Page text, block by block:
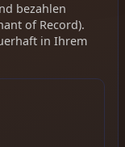
bezahlen
of Record).
in Ihrem